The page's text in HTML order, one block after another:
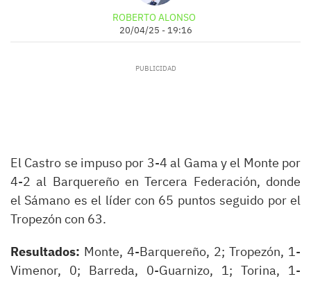
ROBERTO ALONSO
20/04/25 - 19:16
El Castro se impuso por 3-4 al Gama y el Monte por
4-2 al Barquereño en Tercera Federación, donde
el Sámano es el líder con 65 puntos seguido por el
Tropezón con 63.
Resultados: Monte, 4-Barquereño, 2; Tropezón, 1-
Vimenor, 0; Barreda, 0-Guarnizo, 1; Torina, 1-